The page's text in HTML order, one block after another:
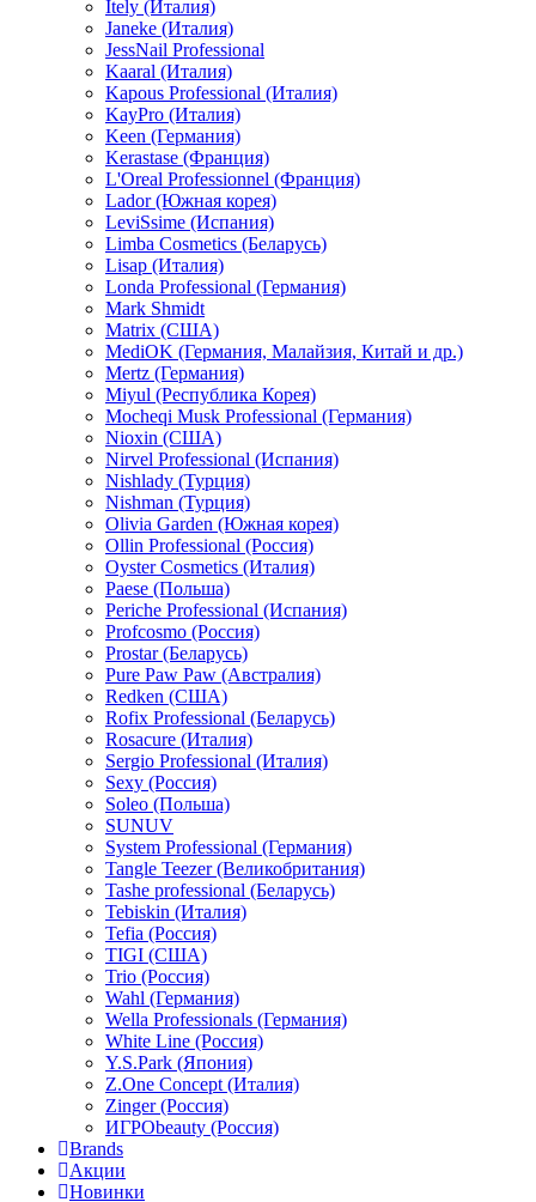
Itely (Италия)
Janeke (Италия)
JessNail Professional
Kaaral (Италия)
Kapous Professional (Италия)
KayPro (Италия)
Keen (Германия)
Kerastase (Франция)
L'Oreal Professionnel (Франция)
Lador (Южная корея)
LeviSsime (Испания)
Limba Cosmetics (Беларусь)
Lisap (Италия)
Londa Professional (Германия)
Mark Shmidt
Matrix (США)
MediOK (Германия, Малайзия, Китай и др.)
Mertz (Германия)
Miyul (Республика Корея)
Mocheqi Musk Professional (Германия)
Nioxin (США)
Nirvel Professional (Испания)
Nishlady (Турция)
Nishman (Турция)
Olivia Garden (Южная корея)
Ollin Professional (Россия)
Oyster Cosmetics (Италия)
Paese (Польша)
Periche Professional (Испания)
Profcosmo (Россия)
Prostar (Беларусь)
Pure Paw Paw (Австралия)
Redken (США)
Rofix Professional (Беларусь)
Rosacure (Италия)
Sergio Professional (Италия)
Sexy (Россия)
Soleo (Польша)
SUNUV
System Professional (Германия)
Tangle Teezer (Великобритания)
Tashe professional (Беларусь)
Tebiskin (Италия)
Tefia (Россия)
TIGI (США)
Trio (Россия)
Wahl (Германия)
Wella Professionals (Германия)
White Line (Россия)
Y.S.Park (Япония)
Z.One Concept (Италия)
Zinger (Россия)
ИГРОbeauty (Россия)
Brands
Акции
Новинки